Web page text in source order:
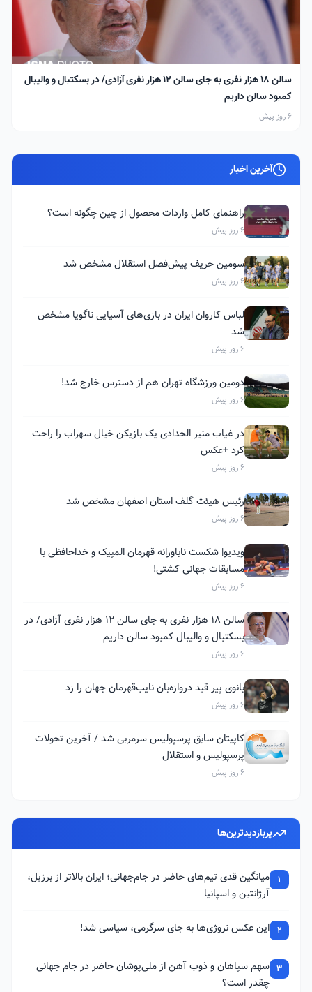
سالن ۱۸ هزار نفری به جای سالن ۱۲ هزار نفری آزادی/ در بسکتبال و والیبال
کمبود سالن داریم
6 روز پیش
آخرین اخبار
راهنمای کامل واردات محصول از چین چگونه است؟
6 روز پیش
سومین حریف پیش‌فصل استقلال مشخص شد
6 روز پیش
لباس کاروان ایران در بازی‌های آسیایی ناگویا مشخص
شد
6 روز پیش
دومین ورزشگاه تهران هم از دسترس خارج شد!
6 روز پیش
در غیاب منیر الحدادی یک بازیکن خیال سهراب را راحت
کرد +عکس
6 روز پیش
رئیس هیئت گلف استان اصفهان مشخص شد
6 روز پیش
ویدیو| شکست ناباورانه قهرمان المپیک و خداحافظی با
مسابقات جهانی کشتی!
6 روز پیش
سالن ۱۸ هزار نفری به جای سالن ۱۲ هزار نفری آزادی/ در
بسکتبال و والیبال کمبود سالن داریم
6 روز پیش
بانوی پیر قید دروازه‌بان نایب‌قهرمان جهان را زد
6 روز پیش
کاپیتان سابق پرسپولیس سرمربی شد / آخرین تحولات
پرسپولیس و استقلال
6 روز پیش
پربازدیدترین‌ها
1
میانگین قدی تیم‌های حاضر در جام‌جهانی؛ ایران بالاتر از برزیل،
آرژانتین و اسپانیا
2 این عکس نروژی‌ها به جای سرگرمی، سیاسی شد!
3 سهم سپاهان و ذوب آهن از ملی‌پوشان حاضر در جام جهانی
چقدر است؟